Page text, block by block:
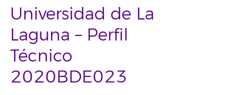
Universidad de La
Laguna – Perfil
Técnico
2020BDE023